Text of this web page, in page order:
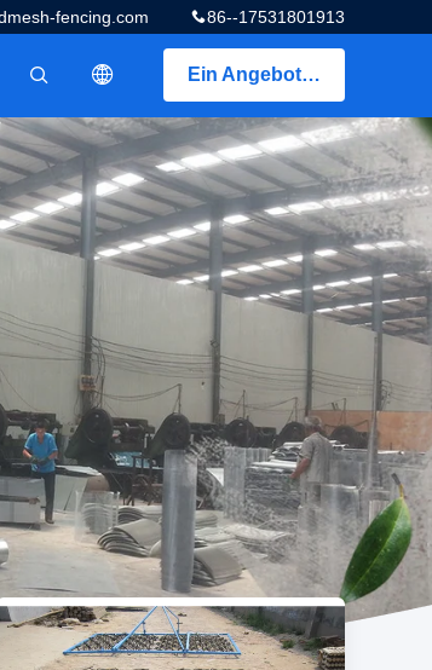
86--17531801913
fencing.com
Ein Angebot bekommen
描述